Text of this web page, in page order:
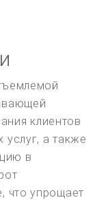
клиентов
услуг, а также
в
что упрощает